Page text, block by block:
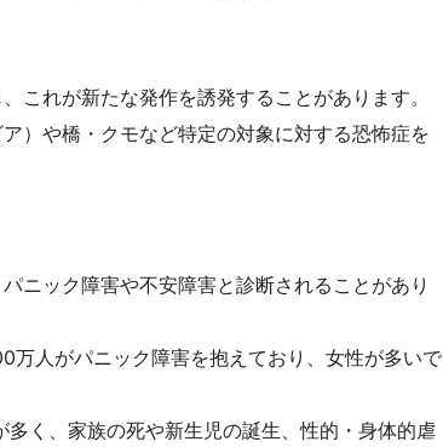
これが新たな発作を誘発することがあります。
）や橋・クモなど特定の対象に対する恐怖症を
ニック障害や不安障害と診断されることがあり
人がパニック障害を抱えており、女性が多いで
く、家族の死や新生児の誕生、性的・身体的虐